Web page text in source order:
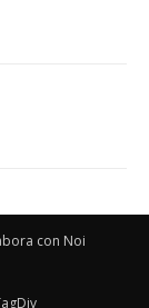
con Noi